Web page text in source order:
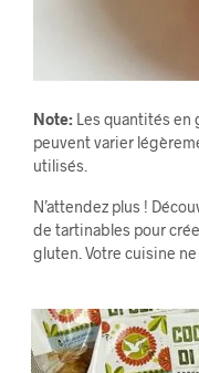
Note: Les quantités en
peuvent varier
utilisés.
N’attendez plus !
de tartinables pour
gluten. Votre cuisine